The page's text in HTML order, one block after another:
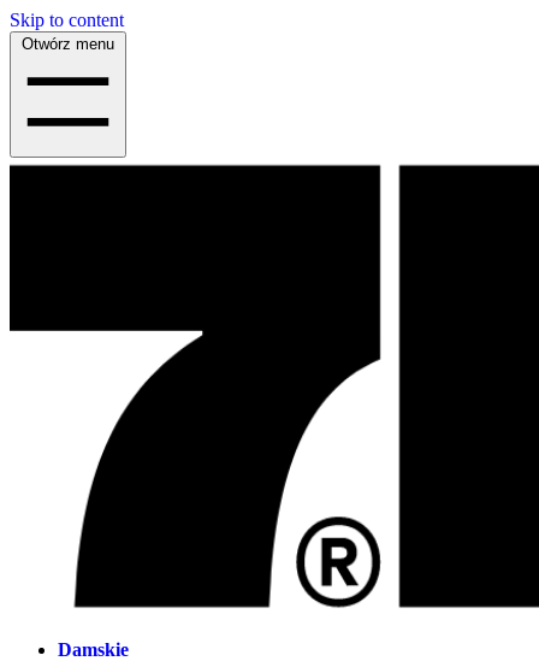
Skip to content
Otwórz menu
Damskie